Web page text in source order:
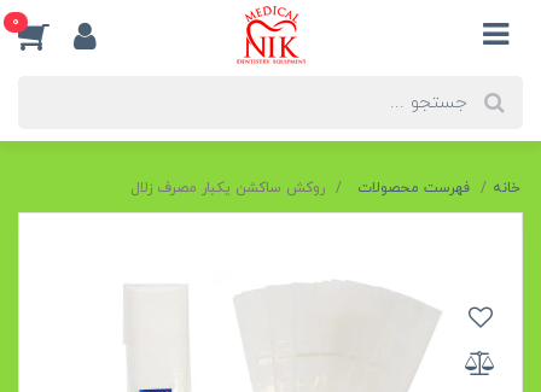
0
خانه فهرست محصولات روکش ساکشن یکبار مصرف زلال